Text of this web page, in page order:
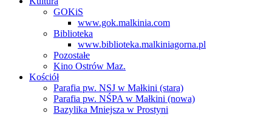
GOKiS
www.gok.malkinia.com
Biblioteka
www.biblioteka.malkiniagorna.pl
Pozostałe
Kino Ostrów Maz.
Kościół
Parafia pw. NSJ w Małkini (stara)
Parafia pw. NŚPA w Małkini (nowa)
Bazylika Mniejsza w Prostyni